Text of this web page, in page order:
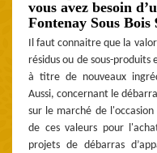
vous avez besoin
Fontenay Sous Bois
Il faut connaitre que la
résidus ou de sous-
à titre de nouveaux
Aussi, concernant le
sur le marché de
de ces valeurs pour
projets de débarras